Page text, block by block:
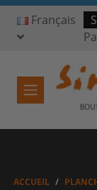
Français
ACCUEIL